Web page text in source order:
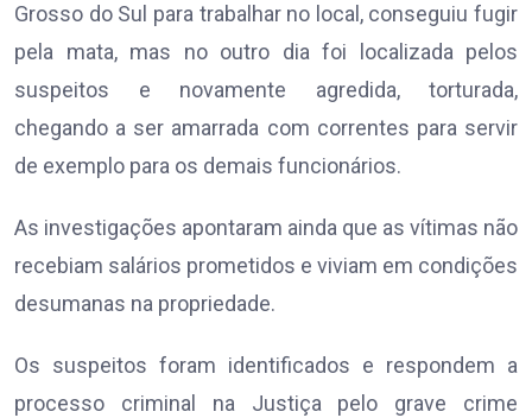
Grosso do Sul para trabalhar no local, conseguiu fugir
pela mata, mas no outro dia foi localizada pelos
suspeitos e novamente agredida, torturada,
chegando a ser amarrada com correntes para servir
de exemplo para os demais funcionários.
As investigações apontaram ainda que as vítimas não
recebiam salários prometidos e viviam em condições
desumanas na propriedade.
Os suspeitos foram identificados e respondem a
processo criminal na Justiça pelo grave crime